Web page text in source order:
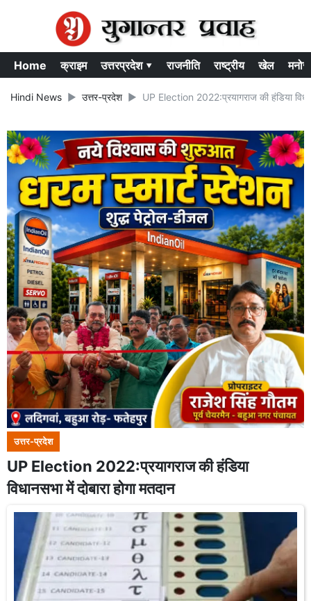
Home क्राइम उत्तरप्रदेश ▾ राजनीति राष्ट्रीय खेल
Hindi News उत्तर-प्रदेश UP Election 2022:प्रयागराज की हंडिया
उत्तर-प्रदेश
UP Election 2022:प्रयागराज की हंडिया
विधानसभा में दोबारा होगा मतदान